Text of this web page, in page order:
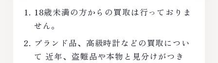
18歳未満の方からの買取は行っておりま
せん。
ブランド品、高級時計などの買取につい
て 近年、盗難品や本物と見分けがつき